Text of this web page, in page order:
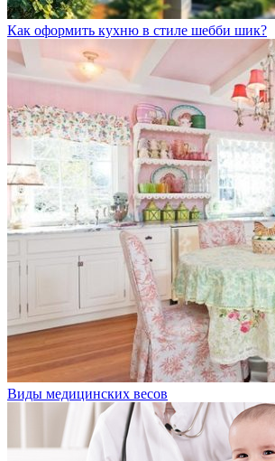
Как оформить кухню в стиле шебби шик?
Виды медицинских весов